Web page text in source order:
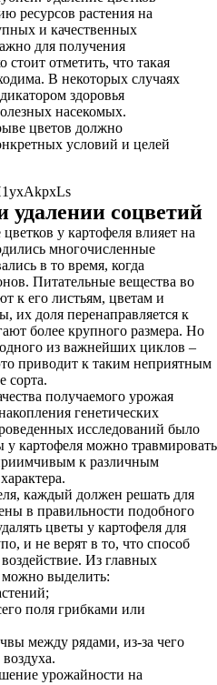
ресурсов растения на
и качественных
для получения
отметить, что такая
В некоторых случаях
здоровья
насекомых.
цветов должно
условий и целей
удалении соцветий
у картофеля влияет на
многочисленные
в то время, когда
Питательные вещества во
к его листьям, цветам и
их доля перенаправляется к
более крупного размера. Но
из важнейших циклов –
приводит к таким неприятным
сорта.
получаемого урожая
генетических
исследований было
у картофеля можно травмировать
к различным
каждый должен решать для
в правильности подобного
цветы у картофеля для
и не верят в то, что способ
Из главных
можно выделить:
поля грибками или
между рядами, из-за чего
урожайности на